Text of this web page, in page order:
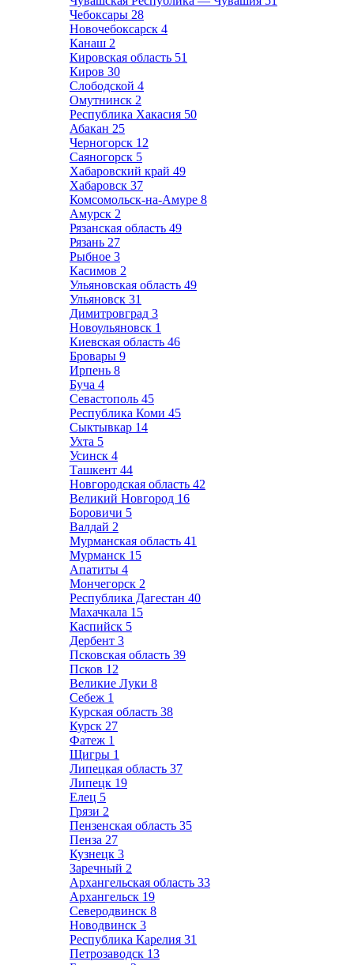
Чебоксары 28
Новочебоксарск 4
Канаш 2
Кировская область 51
Киров 30
Слободской 4
Омутнинск 2
Республика Хакасия 50
Абакан 25
Черногорск 12
Саяногорск 5
Хабаровский край 49
Хабаровск 37
Комсомольск-на-Амуре 8
Амурск 2
Рязанская область 49
Рязань 27
Рыбное 3
Касимов 2
Ульяновская область 49
Ульяновск 31
Димитровград 3
Новоульяновск 1
Киевская область 46
Бровары 9
Ирпень 8
Буча 4
Севастополь 45
Республика Коми 45
Сыктывкар 14
Ухта 5
Усинск 4
Ташкент 44
Новгородская область 42
Великий Новгород 16
Боровичи 5
Валдай 2
Мурманская область 41
Мурманск 15
Апатиты 4
Мончегорск 2
Республика Дагестан 40
Махачкала 15
Каспийск 5
Дербент 3
Псковская область 39
Псков 12
Великие Луки 8
Себеж 1
Курская область 38
Курск 27
Фатеж 1
Щигры 1
Липецкая область 37
Липецк 19
Елец 5
Грязи 2
Пензенская область 35
Пенза 27
Кузнецк 3
Заречный 2
Архангельская область 33
Архангельск 19
Северодвинск 8
Новодвинск 3
Республика Карелия 31
Петрозаводск 13